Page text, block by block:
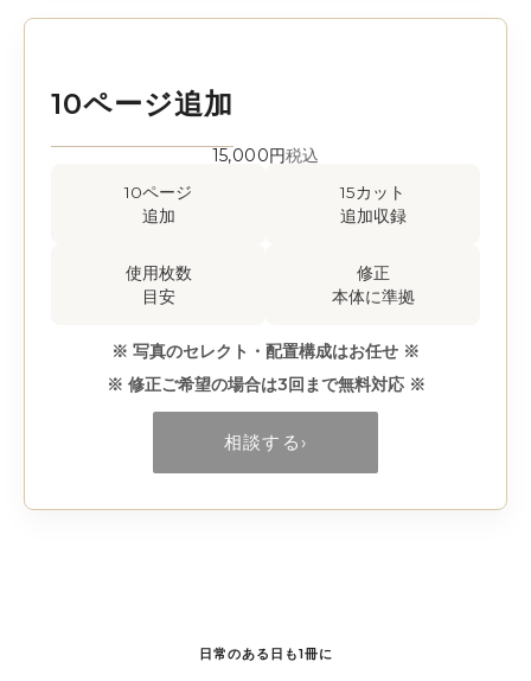
10ページ追加
15,000円税込
10ページ
追加
15カット
追加収録
使用枚数
目安
修正
本体に準拠
※ 写真のセレクト・配置構成はお任せ ※
※ 修正ご希望の場合は3回まで無料対応 ※
相談する ›
日常のある日も1冊に